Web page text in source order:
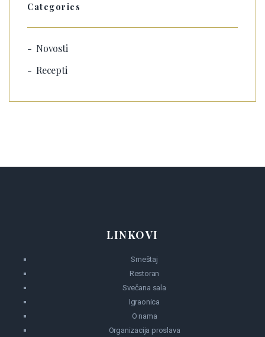
Categories
Novosti
Recepti
LINKOVI
Smeštaj
Restoran
Svečana sala
Igraonica
O nama
Organizacija proslava